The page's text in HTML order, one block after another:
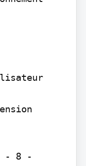
- 8 -